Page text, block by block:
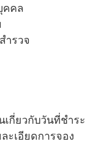
คคล
ารวจ
เกี่ยวกับวันที่ชําระ
ะเอียดการจอง